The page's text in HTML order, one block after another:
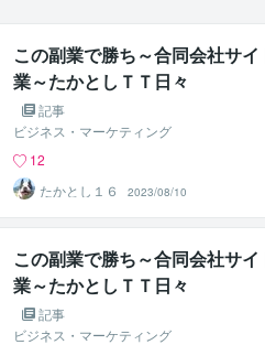
この副業で勝ち～合同会社サ
業～たかとしＴＴ日々
記事
ビジネス・マーケティング
12
たかとし１６
2023/08/10
この副業で勝ち～合同会社サ
業～たかとしＴＴ日々
記事
ビジネス・マーケティング